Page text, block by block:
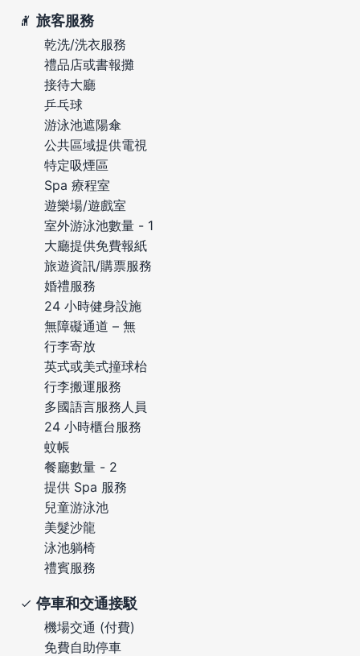
旅客服務
乾洗/洗衣服務
禮品店或書報攤
接待大廳
乒乓球
游泳池遮陽傘
公共區域提供電視
特定吸煙區
Spa 療程室
遊樂場/遊戲室
室外游泳池數量 - 1
大廳提供免費報紙
旅遊資訊/購票服務
婚禮服務
24 小時健身設施
無障礙通道 – 無
行李寄放
英式或美式撞球枱
行李搬運服務
多國語言服務人員
24 小時櫃台服務
蚊帳
餐廳數量 - 2
提供 Spa 服務
兒童游泳池
美髮沙龍
泳池躺椅
禮賓服務
停車和交通接駁
機場交通 (付費)
免費自助停車